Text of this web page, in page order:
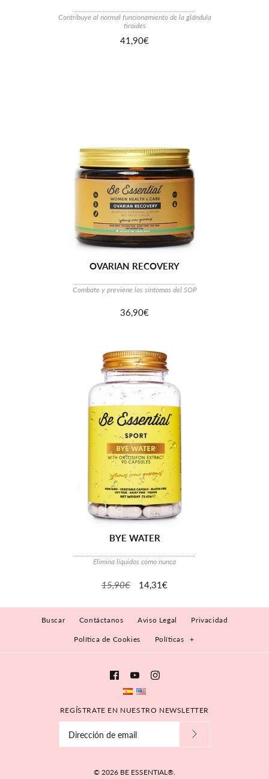
Contribuye al normal funcionamiento de la glándula
tiroides
41,90€
OVARIAN RECOVERY
Combate y previene los síntomas del SOP
36,90€
BYE WATER
Elimina líquidos como nunca
15,90€ 14,31€
Buscar Contáctanos Aviso Legal Privacidad
Política de Cookies Políticas +
REGÍSTRATE EN NUESTRO NEWSLETTER
© 2026 BE ESSENTIAL®